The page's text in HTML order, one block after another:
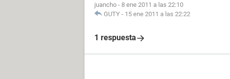
juancho - 8 ene 2011 a las 22:10
GUTY - 15 ene 2011 a las 22:22
1 respuesta